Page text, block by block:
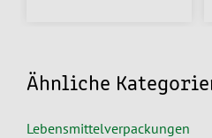
Ähnliche
Lebensmittelverpackungen